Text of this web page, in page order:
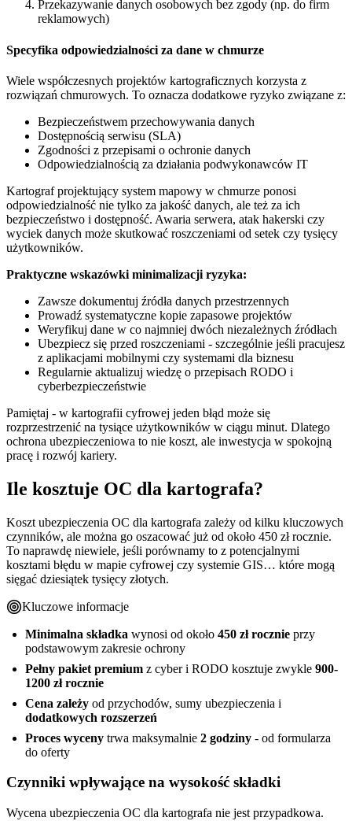
Przekazywanie danych osobowych bez zgody (np. do firm
reklamowych)
Specyfika odpowiedzialności za dane w chmurze
Wiele współczesnych projektów kartograficznych korzysta z
rozwiązań chmurowych. To oznacza dodatkowe ryzyko związane z:
Bezpieczeństwem przechowywania danych
Dostępnością serwisu (SLA)
Zgodności z przepisami o ochronie danych
Odpowiedzialnością za działania podwykonawców IT
Kartograf projektujący system mapowy w chmurze ponosi
odpowiedzialność nie tylko za jakość danych, ale też za ich
bezpieczeństwo i dostępność. Awaria serwera, atak hakerski czy
wyciek danych może skutkować roszczeniami od setek czy tysięcy
użytkowników.
Praktyczne wskazówki minimalizacji ryzyka:
Zawsze dokumentuj źródła danych przestrzennych
Prowadź systematyczne kopie zapasowe projektów
Weryfikuj dane w co najmniej dwóch niezależnych źródłach
Ubezpiecz się przed roszczeniami - szczególnie jeśli pracujesz
z aplikacjami mobilnymi czy systemami dla biznesu
Regularnie aktualizuj wiedzę o przepisach RODO i
cyberbezpieczeństwie
Pamiętaj - w kartografii cyfrowej jeden błąd może się
rozprzestrzenić na tysiące użytkowników w ciągu minut. Dlatego
ochrona ubezpieczeniowa to nie koszt, ale inwestycja w spokojną
pracę i rozwój kariery.
Ile kosztuje OC dla kartografa?
Koszt ubezpieczenia OC dla kartografa zależy od kilku kluczowych
czynników, ale można go oszacować już od około 450 zł rocznie.
To naprawdę niewiele, jeśli porównamy to z potencjalnymi
kosztami błędu w mapie cyfrowej czy systemie GIS… które mogą
sięgać dziesiątek tysięcy złotych.
Kluczowe informacje
Minimalna składka wynosi od około 450 zł rocznie przy
podstawowym zakresie ochrony
Pełny pakiet premium z cyber i RODO kosztuje zwykle 900-
1200 zł rocznie
Cena zależy od przychodów, sumy ubezpieczenia i
dodatkowych rozszerzeń
Proces wyceny trwa maksymalnie 2 godziny - od formularza
do oferty
Czynniki wpływające na wysokość składki
Wycena ubezpieczenia OC dla kartografa nie jest przypadkowa.